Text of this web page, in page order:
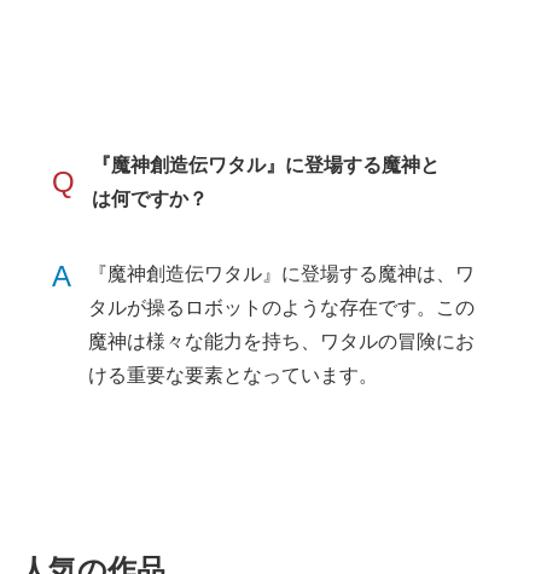
Q
『魔神創造伝ワタル』に登場する魔神と
は何ですか？
A
『魔神創造伝ワタル』に登場する魔神は、ワ
タルが操るロボットのような存在です。この
魔神は様々な能力を持ち、ワタルの冒険にお
ける重要な要素となっています。